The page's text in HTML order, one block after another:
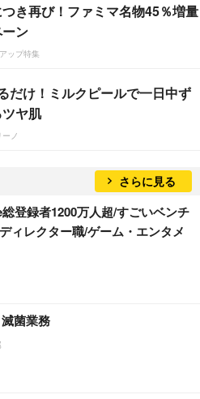
き再び！ファミマ名物45％増量
ン
ップ特集
だけ！ミルクピールで一日中ず
ヤ肌
ーノ
さらに見る
登録者1200万人超/すごいベンチ
ィレクター職/ゲーム・エンタメ
菌業務